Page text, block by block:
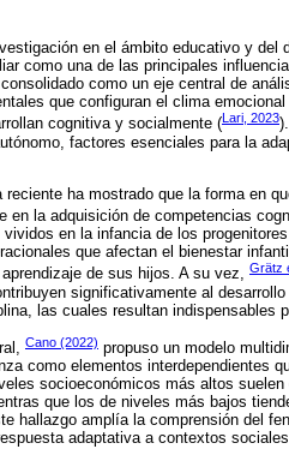
en el ámbito educativo y del
como una de las principales
como un eje central de
que configuran el clima
cognitiva y socialmente (Lari, 2023
factores esenciales para la
ha mostrado que la forma en
en la adquisición de competencias
en la infancia de los
que afectan el bienestar
de sus hijos. A su vez, Grätz
significativamente al
las cuales resultan indispensables
Cano (2022) propuso un modelo
como elementos interdependientes
socioeconómicos más altos
que los de niveles más bajos
hallazgo amplía la comprensión del
adaptativa a contextos